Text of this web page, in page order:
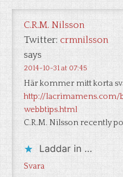
C.R.M. Nilsson
Twitter: crmnilsson
says
2014-10-31 at 07:45
Här kommer mitt korta
http://lacrimamens.com/
webbtips.html
C.R.M. Nilsson recently
Laddar in …
Svara